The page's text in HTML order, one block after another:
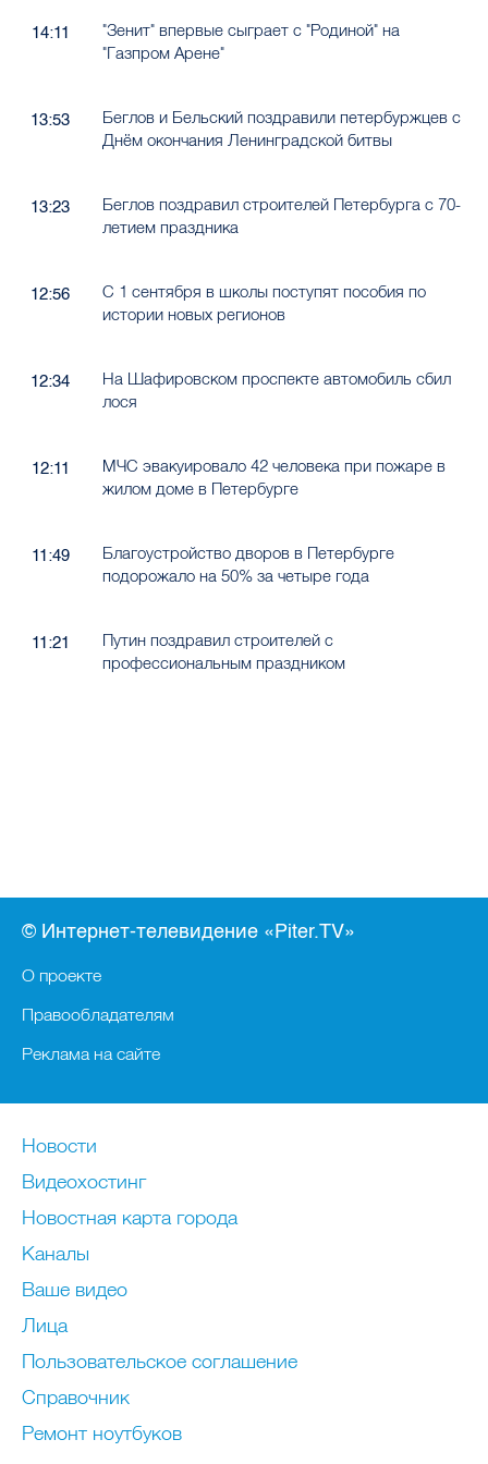
14:11
"Зенит" впервые сыграет с "Родиной" на
"Газпром Арене"
13:53
Беглов и Бельский поздравили петербуржцев с
Днём окончания Ленинградской битвы
13:23
Беглов поздравил строителей Петербурга с 70-
летием праздника
12:56
С 1 сентября в школы поступят пособия по
истории новых регионов
12:34
На Шафировском проспекте автомобиль сбил
лося
12:11
МЧС эвакуировало 42 человека при пожаре в
жилом доме в Петербурге
11:49
Благоустройство дворов в Петербурге
подорожало на 50% за четыре года
11:21
Путин поздравил строителей с
профессиональным праздником
© Интернет-телевидение «Piter.TV»
О проекте
Правообладателям
Реклама на сайте
Новости
Видеохостинг
Новостная карта города
Каналы
Ваше видео
Лица
Пользовательское соглашение
Справочник
Ремонт нoутбуков